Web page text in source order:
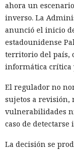
ahora un
inverso. La
anunció el inicio
estadounidense
territorio del país,
informática crítica
El regulador no
sujetos a revisión,
vulnerabilidades
caso de
La decisión se